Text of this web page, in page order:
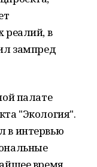
реалий, в
зампред
палате
"Экология".
в интервью